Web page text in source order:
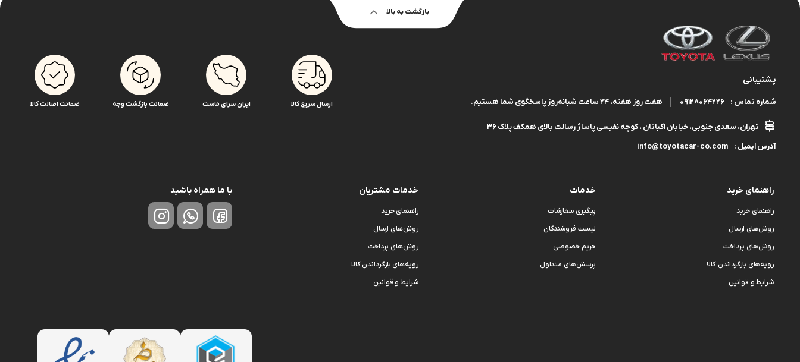
بازگشت به بالا
پشتیبانی
شماره تماس : 09128064226 هفت روز هفته، ۲۴ ساعت شبانه‌روز پاسخگوی شما هستیم.
تهران، سعدی جنوبی، خیابان اکباتان ، کوچه نفیسی پاساژ رسالت بالای همکف پلاک 36
آدرس ایمیل :
info@toyotacar-co.com
ارسال سریع کالا ایران سرای ماست ضمانت بازگشت وجه ضمانت اضالت کالا
راهنمای خرید
راهنمای خرید
روش‌های ارسال
روش‌های پرداخت
رویه‌های بازگرداندن کالا
شرایط و قوانین
خدمات
پیگیری سفارشات
لیست فروشندگان
حریم خصوصی
پرسش‌های متداول
خدمات مشتریان
راهنمای خرید
روش‌های ارسال
روش‌های پرداخت
رویه‌های بازگرداندن کالا
شرایط و قوانین
با ما همراه باشید